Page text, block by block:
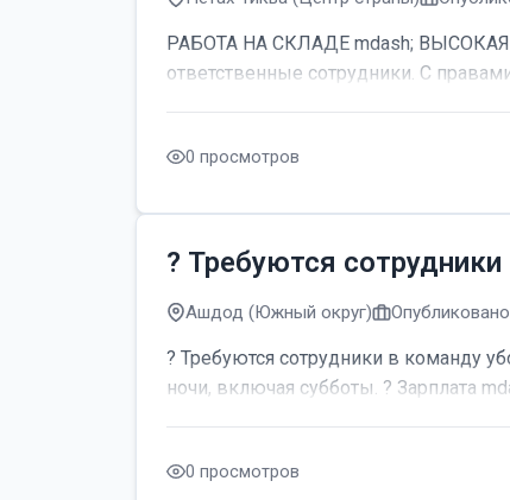
РАБОТА НА СКЛАДЕ mdash; ВЫСОКАЯ
ответственные сотрудники. С
0 просмотров
? Требуются
Ашдод (Южный округ)
? Требуются сотрудники в команду
ночи, включая субботы. ? Зарплата
0 просмотров